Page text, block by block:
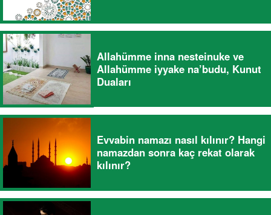
Allahümme inna nesteinuke ve
Allahümme iyyake na’budu, Kunut
Duaları
Evvabin namazı nasıl kılınır? Hangi
namazdan sonra kaç rekat olarak
kılınır?